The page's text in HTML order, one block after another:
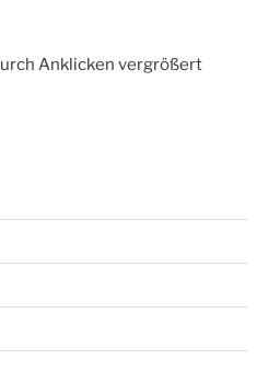
Anklicken vergrößert